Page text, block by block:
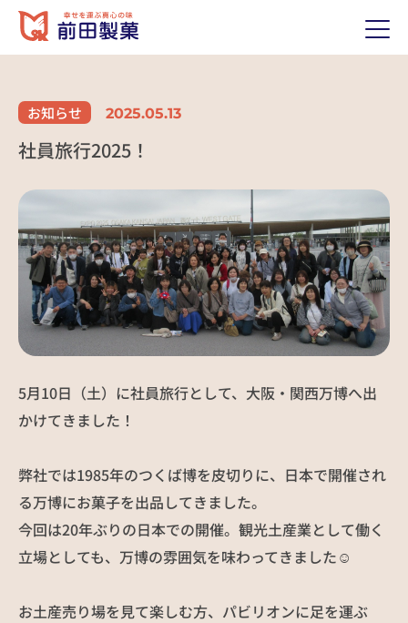
ABOUT US
前田製菓について
歴史（沿革）
経営理念
会社概要
PRODUCTS
製品紹介
取り扱い製品
当社の強み
前田のおいしいポイント
NEWS お知らせ
お問い合わせ
お知らせ 2025.05.13
社員旅行2025！
5月10日（土）に社員旅行として、大阪・関西万博へ出
かけてきました！
弊社では1985年のつくば博を皮切りに、日本で開催され
る万博にお菓子を出品してきました。
今回は20年ぶりの日本での開催。観光土産業として働く
立場としても、万博の雰囲気を味わってきました☺
お土産売り場を見て楽しむ方、パビリオンに足を運ぶ